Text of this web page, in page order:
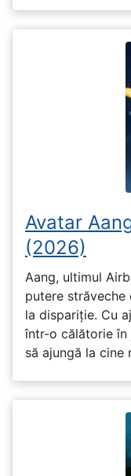
Avatar
(2026)
Aang, ultimul
putere străveche
la dispariție. Cu
într-o călătorie în
să ajungă la cine